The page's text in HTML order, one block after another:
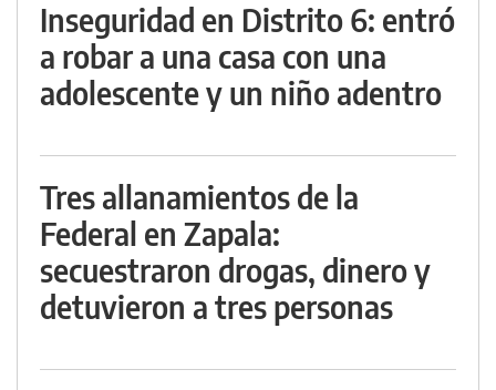
Inseguridad en Distrito 6: entró
a robar a una casa con una
adolescente y un niño adentro
Tres allanamientos de la
Federal en Zapala:
secuestraron drogas, dinero y
detuvieron a tres personas